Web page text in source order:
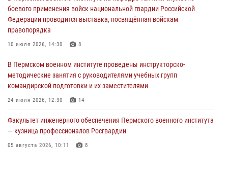
09 июля 2026, 11:30 3
В Пермском военном институте начала работу приемная комиссия
по набору абитуриентов из числа граждан, прошедших и не
08 июля 2026, 09:36 2
Военнослужащие Пермского военного института приняли участие в
чемпионате войск национальной гвардии Российской Федерации по
07 июля 2026, 10:30 4
боевого применения войск национальной гвардии Российской
Федерации проводится выставка, посвящённая войскам
правопорядка
10 июля 2026, 14:30 8
В Пермском военном институте проведены инструкторско-
методические занятия с руководителями учебных групп
командирской подготовки и их заместителями
24 июля 2026, 12:30 14
Факультет инженерного обеспечения Пермского военного института
— кузница профессионалов Росгвардии
05 августа 2026, 10:11 8